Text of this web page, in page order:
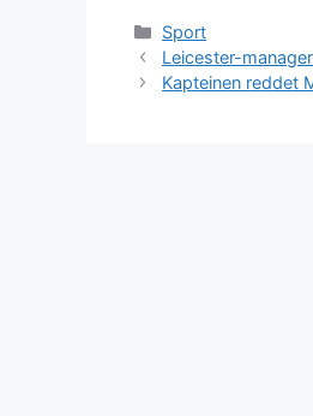
Kategorier
Sport
Leicester-
Kapteinen reddet